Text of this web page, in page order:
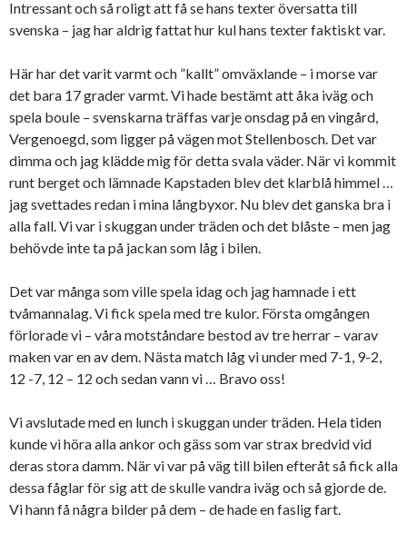
Intressant och så roligt att få se hans texter översatta till
svenska – jag har aldrig fattat hur kul hans texter faktiskt var.
Här har det varit varmt och ”kallt” omväxlande – i morse var
det bara 17 grader varmt. Vi hade bestämt att åka iväg och
spela boule – svenskarna träffas varje onsdag på en vingård,
Vergenoegd, som ligger på vägen mot Stellenbosch. Det var
dimma och jag klädde mig för detta svala väder. När vi kommit
runt berget och lämnade Kapstaden blev det klarblå himmel …
jag svettades redan i mina långbyxor. Nu blev det ganska bra i
alla fall. Vi var i skuggan under träden och det blåste – men jag
behövde inte ta på jackan som låg i bilen.
Det var många som ville spela idag och jag hamnade i ett
tvåmannalag. Vi fick spela med tre kulor. Första omgången
förlorade vi – våra motståndare bestod av tre herrar – varav
maken var en av dem. Nästa match låg vi under med 7-1, 9-2,
12 -7, 12 – 12 och sedan vann vi … Bravo oss!
Vi avslutade med en lunch i skuggan under träden. Hela tiden
kunde vi höra alla ankor och gäss som var strax bredvid vid
deras stora damm. När vi var på väg till bilen efteråt så fick alla
dessa fåglar för sig att de skulle vandra iväg och så gjorde de.
Vi hann få några bilder på dem – de hade en faslig fart.